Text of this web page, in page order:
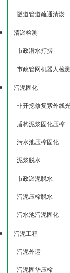
隧道管道疏通清淤
清淤检测
市政潜水打捞
市政管网机器人检测
污泥固化
非开挖修复紫外线
盾构泥浆固化压榨
污水池压榨固化
泥浆脱水
市政淤泥脱水
污泥压榨脱水
污水池污泥固化
污泥工程
污泥外运
污泥固华压榨